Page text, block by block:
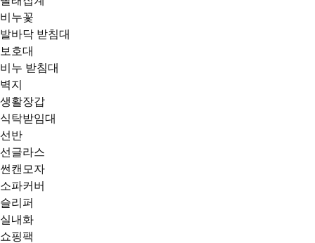
비누꽃
발바닥 받침대
보호대
비누 받침대
벽지
생활장갑
식탁받임대
선반
선글라스
썬캔모자
소파커버
슬리퍼
실내화
쇼핑팩